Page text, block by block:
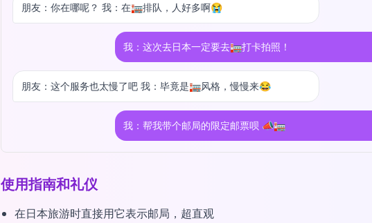
朋友：你在哪呢？ 我：在🏣排队，人好多啊😭
我：这次去日本一定要去🏣打卡拍照！
朋友：这个服务也太慢了吧 我：毕竟是🏣风格，慢慢来😂
我：帮我带个邮局的限定邮票呗 📣🏣
使用指南和礼仪
在日本旅游时直接用它表示邮局，超直观